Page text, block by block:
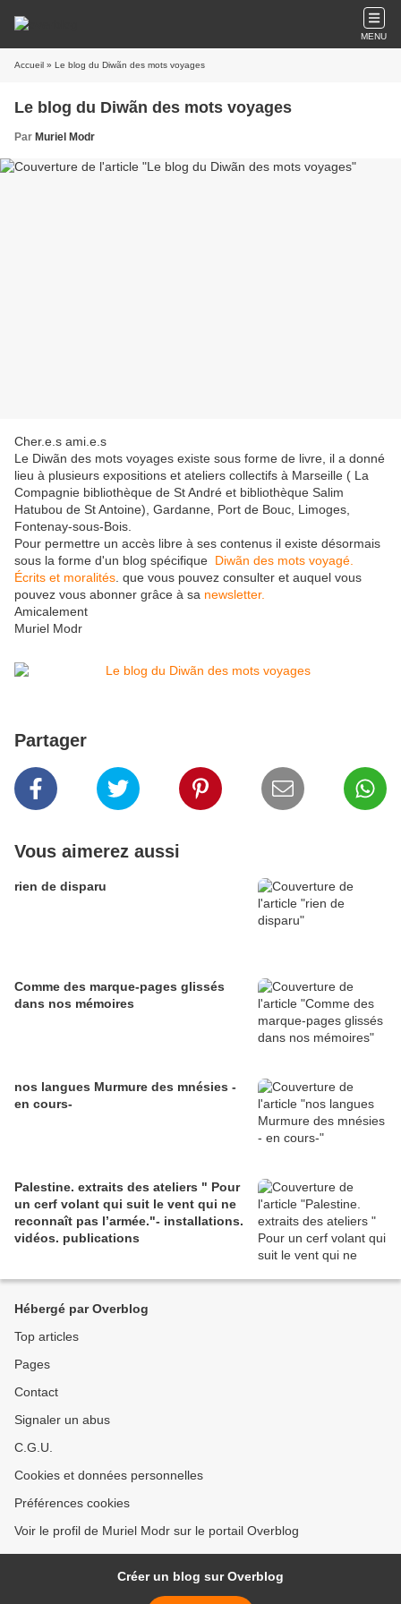
MENU
Accueil » Le blog du Diwãn des mots voyages
Le blog du Diwãn des mots voyages
Par Muriel Modr
Cher.e.s ami.e.s
Le Diwãn des mots voyages existe sous forme de livre, il a donné
lieu à plusieurs expositions et ateliers collectifs à Marseille ( La
Compagnie bibliothèque de St André et bibliothèque Salim
Hatubou de St Antoine), Gardanne, Port de Bouc, Limoges,
Fontenay-sous-Bois.
Pour permettre un accès libre à ses contenus il existe désormais
sous la forme d'un blog spécifique Diwãn des mots voyagé.
Écrits et moralités . que vous pouvez consulter et auquel vous
pouvez vous abonner grâce à sa newsletter.
Amicalement
Muriel Modr
Partager
Vous aimerez aussi
rien de disparu
Comme des marque-pages glissés
dans nos mémoires
nos langues Murmure des mnésies -
en cours-
Palestine. extraits des ateliers " Pour
un cerf volant qui suit le vent qui ne
reconnaît pas l’armée."- installations.
vidéos. publications
Hébergé par Overblog
Top articles
Pages
Contact
Signaler un abus
C.G.U.
Cookies et données personnelles
Préférences cookies
Voir le profil de Muriel Modr sur le portail Overblog
Créer un blog sur Overblog